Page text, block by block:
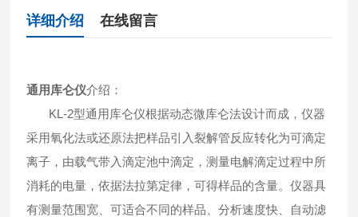
详细介绍 在线留言
通用库仑仪介绍：
KL-2型通用库仑仪根据动态微库仑法设计而成，仪器
采用氧化法或还原法把样品引入裂解管反应转化为可滴定
离子，由载气带入滴定池中滴定，测量电解滴定过程中所
消耗的电量，依据法拉第定律，可得样品的含量。仪器具
有测量范围宽、可适合不同的样品、分析速度快、自动滤